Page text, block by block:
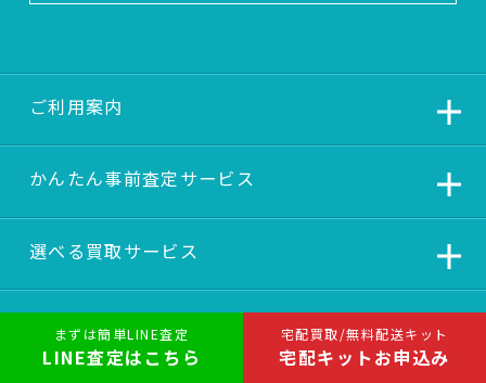
宅配買取/無料配送キット
宅配キットお申込み
まずは簡単LINE査定
LINE査定はこちら
ご利用案内
かんたん事前査定サービス
選べる買取サービス
バイヤーブログ